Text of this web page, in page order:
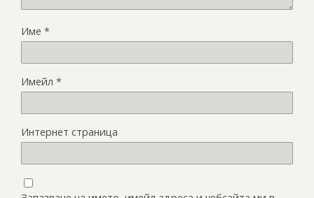
Име *
Имейл *
Интернет страница